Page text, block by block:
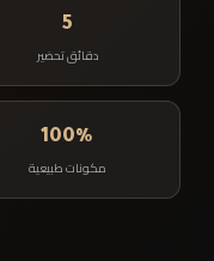
5
دقائق تحضير
100%
مكونات طبيعية